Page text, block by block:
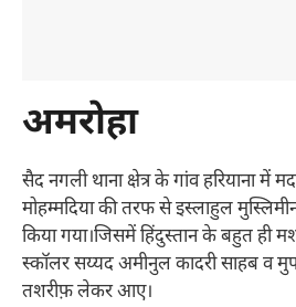
अमरोहा
सैद नगली थाना क्षेत्र के गांव हरियाना में
मोहम्मदिया की तरफ से इस्लाहुल
किया गया।जिसमें हिंदुस्तान के बहुत ही
स्कॉलर सय्यद अमीनुल कादरी साहब व
तशरीफ़ लेकर आए।